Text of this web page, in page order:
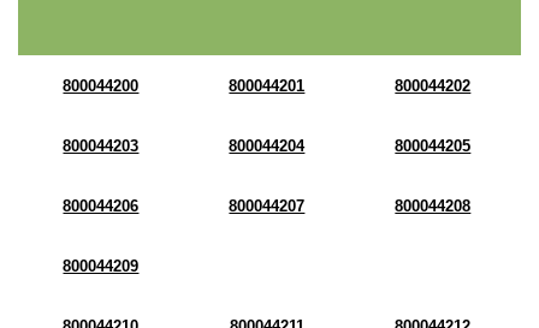
800044200 800044201 800044202
800044203 800044204 800044205
800044206 800044207 800044208
800044209